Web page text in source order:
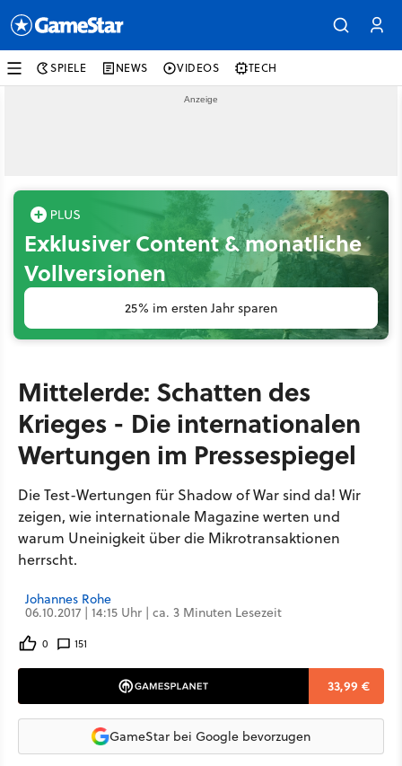
SPIELE NEWS VIDEOS TECH
Exklusiver Content & monatliche
Vollversionen
25% im ersten Jahr sparen
Mittelerde: Schatten des
Krieges - Die internationalen
Wertungen im Pressespiegel
Die Test-Wertungen für Shadow of War sind da! Wir
zeigen, wie internationale Magazine werten und
warum Uneinigkeit über die Mikrotransaktionen
herrscht.
Johannes Rohe
06.10.2017 | 14:15 Uhr | ca. 3 Minuten Lesezeit
0 151
33,99 €
GameStar bei Google bevorzugen